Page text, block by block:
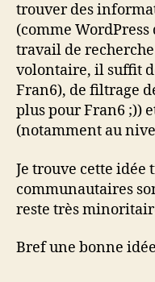
trouver des
(comme WordPress
travail de recherche
volontaire, il suffit
Fran6), de filtrage
plus pour Fran6 ;))
(notamment au
Je trouve cette idée
communautaires
reste très
Bref une bonne